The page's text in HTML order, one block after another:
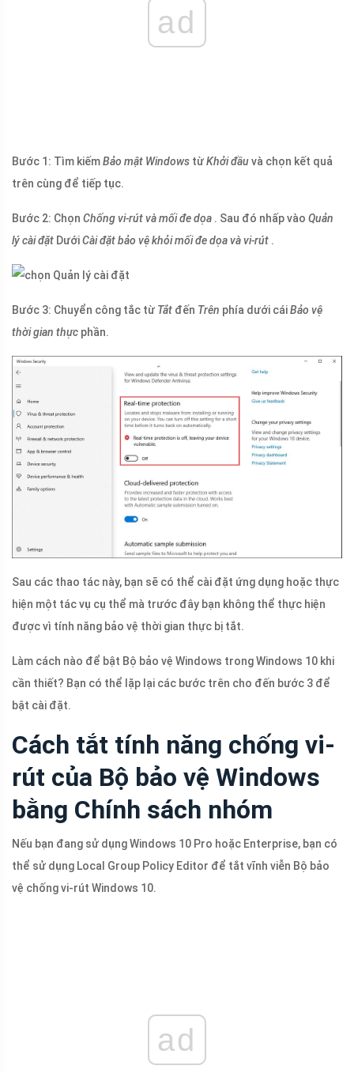
ad
Bước 1: Tìm kiếmBảo mật Windows từKhởi đầuvà chọn kết quả
trên cùng để tiếp tục.
Bước 2: Chọn Chống vi-rút và mối đe dọa . Sau đó nhấp vào Quản
lý cài đặt DướiCài đặt bảo vệ khỏi mối đe dọa và vi-rút .
Bước 3: Chuyển công tắc từ Tắt đến Trên phía dưới cáiBảo vệ
thời gian thực phần.
Sau các thao tác này, bạn sẽ có thể cài đặt ứng dụng hoặc thực
hiện một tác vụ cụ thể mà trước đây bạn không thể thực hiện
được vì tính năng bảo vệ thời gian thực bị tắt.
Làm cách nào để bật Bộ bảo vệ Windows trong Windows 10 khi
cần thiết? Bạn có thể lặp lại các bước trên cho đến bước 3 để
bật cài đặt.
Cách tắt tính năng chống vi-
rút của Bộ bảo vệ Windows
bằng Chính sách nhóm
Nếu bạn đang sử dụng Windows 10 Pro hoặc Enterprise, bạn có
thể sử dụng Local Group Policy Editor để tắt vĩnh viễn Bộ bảo
vệ chống vi-rút Windows 10.
ad